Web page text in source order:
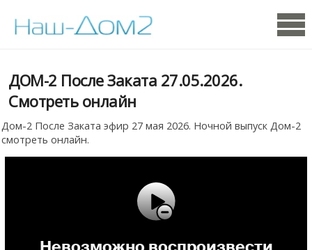
ДОМ-2 После Заката 27.05.2026.
Смотреть онлайн
Дом-2 После Заката эфир 27 мая 2026. Ночной выпуск Дом-2
смотреть онлайн.